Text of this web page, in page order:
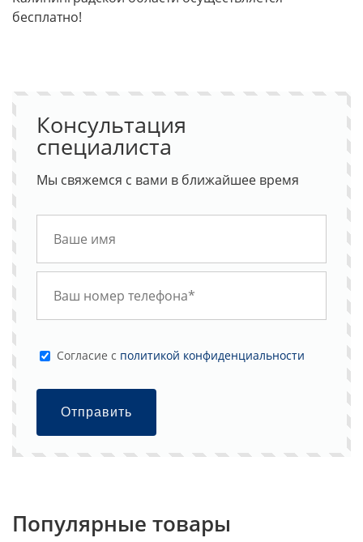
бесплатно!
Консультация
специалиста
Мы свяжемся с вами в ближайшее время
Cогласие с политикой конфиденциальности
Отправить
Популярные товары